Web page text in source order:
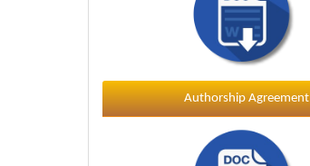
Authorship Agreement